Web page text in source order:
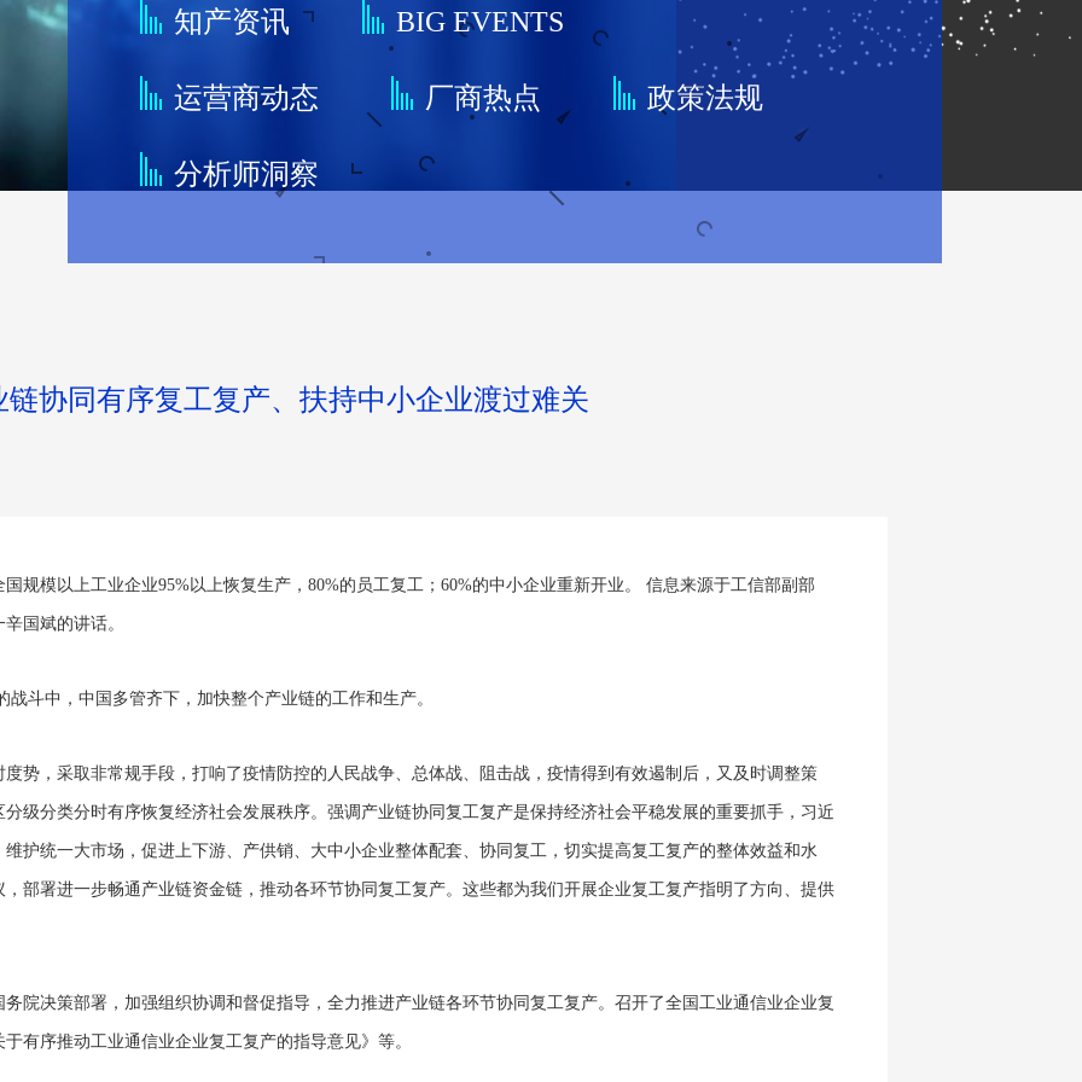
知产资讯 BIG EVENTS
运营商动态 厂商热点 政策法规
分析师洞察
链协同有序复工复产、扶持中小企业渡过难关
国规模以上工业企业95%以上恢复生产，80%的员工复工；60%的中小企业重新开业。 信息来源于工信部副部
国斌的讲话。
战斗中，中国多管齐下，加快整个产业链的工作和生产。
度势，采取非常规手段，打响了疫情防控的人民战争、总体战、阻击战，疫情得到有效遏制后，又及时调整策
级分类分时有序恢复经济社会发展秩序。强调产业链协同复工复产是保持经济社会平稳发展的重要抓手，习近
护统一大市场，促进上下游、产供销、大中小企业整体配套、协同复工，切实提高复工复产的整体效益和水
部署进一步畅通产业链资金链，推动各环节协同复工复产。这些都为我们开展企业复工复产指明了方向、提供
院决策部署，加强组织协调和督促指导，全力推进产业链各环节协同复工复产。召开了全国工业通信业企业复
有序推动工业通信业企业复工复产的指导意见》等。